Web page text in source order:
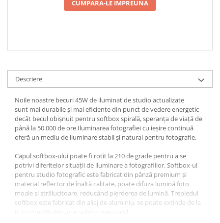
CUMPARA-LE IMPREUNA
Descriere
Noile noastre becuri 45W de iluminat de studio actualizate
sunt mai durabile și mai eficiente din punct de vedere energetic
decât becul obișnuit pentru softbox spirală, speranța de viață de
până la 50.000 de ore.Iluminarea fotografiei cu ieșire continuă
oferă un mediu de iluminare stabil și natural pentru fotografie.
Capul softbox-ului poate fi rotit la 210 de grade pentru a se
potrivi diferitelor situații de iluminare a fotografiilor. Softbox-ul
pentru studio fotografic este fabricat din pânză premium și
material reflector de înaltă calitate, poate difuza lumină foto
moale și strălucitoare, reducând pierderea de lumină. Trepiedul
softbox este fabricat din aliaj de aluminiu, se poate extinde de la